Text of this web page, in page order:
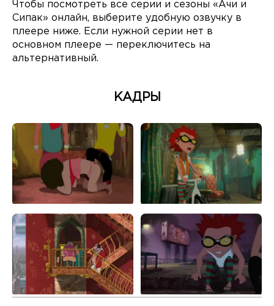
Чтобы посмотреть все серии и сезоны «Ачи и
Сипак» онлайн, выберите удобную озвучку в
плеере ниже. Если нужной серии нет в
основном плеере — переключитесь на
альтернативный.
КАДРЫ